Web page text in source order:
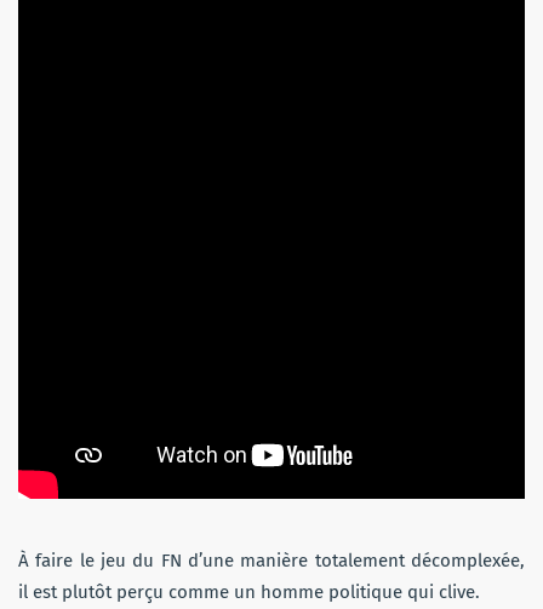
À faire le jeu du FN d’une manière totalement décomplexée,
il est plutôt perçu comme un homme politique qui clive.